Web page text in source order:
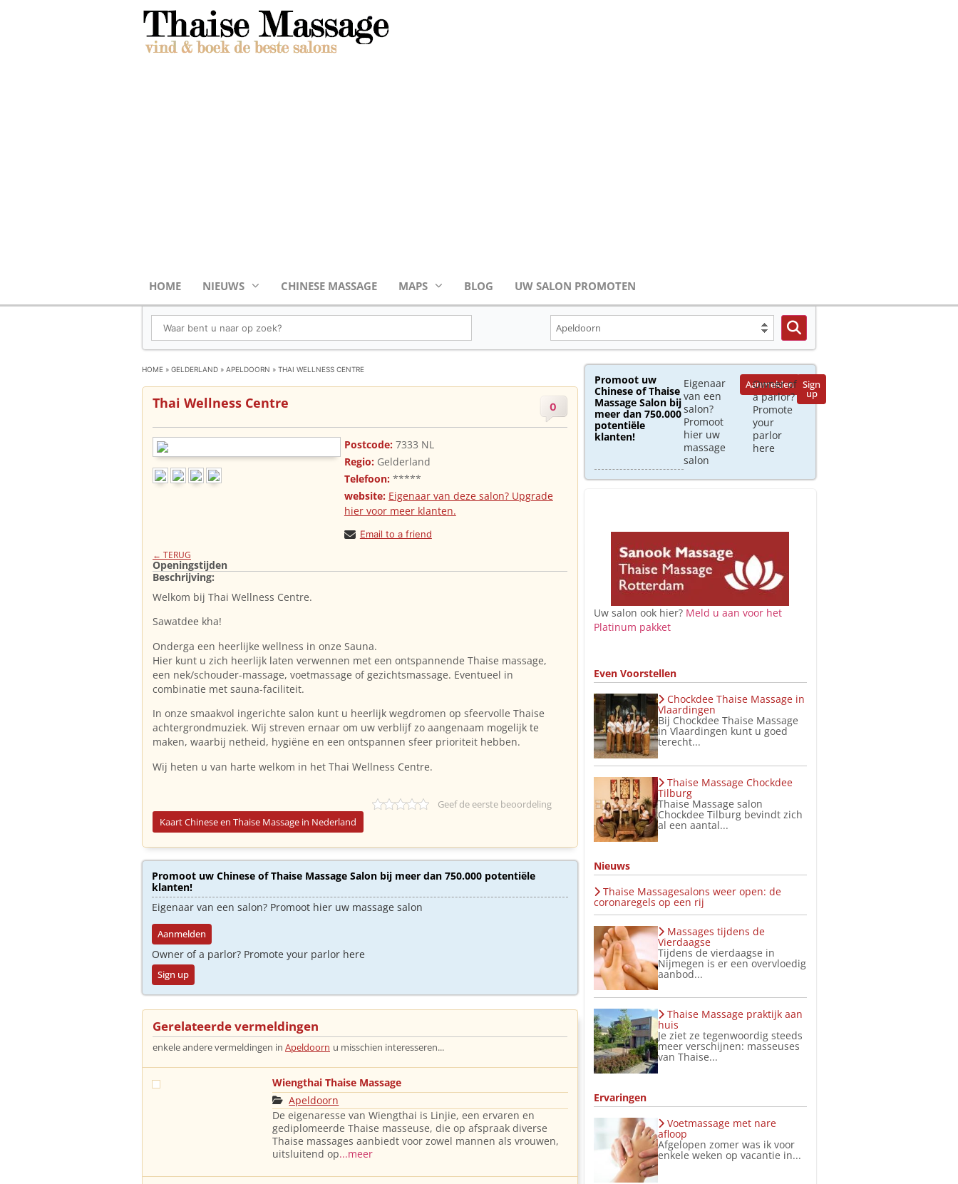
HOME NIEUWS CHINESE MASSAGE MAPS BLOG UW SALON PROMOTEN
HOME » GELDERLAND » APELDOORN » THAI WELLNESS CENTRE
Thai Wellness Centre 0
Postcode: 7333 NL
Regio: Gelderland
Telefoon:*****
website: Eigenaar van deze salon? Upgrade
hier voor meer klanten.
Email to a friend
← TERUG
Openingstijden
Beschrijving:
Welkom bij Thai Wellness Centre.
Sawatdee kha!
Onderga een heerlijke wellness in onze Sauna.
Hier kunt u zich heerlijk laten verwennen met een ontspannende Thaise massage,
een nek/schouder-massage, voetmassage of gezichtsmassage. Eventueel in
combinatie met sauna-faciliteit.
In onze smaakvol ingerichte salon kunt u heerlijk wegdromen op sfeervolle Thaise
achtergrondmuziek. Wij streven ernaar om uw verblijf zo aangenaam mogelijk te
maken, waarbij netheid, hygiëne en een ontspannen sfeer prioriteit hebben.
Wij heten u van harte welkom in het Thai Wellness Centre.
Geef de eerste beoordeling
Kaart Chinese en Thaise Massage in Nederland
Promoot uw Chinese of Thaise Massage Salon bij meer dan 750.000 potentiële
klanten!
Eigenaar van een salon? Promoot hier uw massage salon
Aanmelden
Owner of a parlor? Promote your parlor here
Sign up
Gerelateerde vermeldingen
enkele andere vermeldingen in Apeldoorn u misschien interesseren...
Wiengthai Thaise Massage
Apeldoorn
De eigenaresse van Wiengthai is Linjie, een ervaren en
gediplomeerde Thaise masseuse, die op afspraak diverse
Thaise massages aanbiedt voor zowel mannen als vrouwen,
uitsluitend op...meer
Promoot uw
Chinese of Thaise
Massage Salon bij
meer dan 750.000
potentiële
klanten!
Eigenaar
van een
salon?
Promoot
hier uw
massage
salon
Aanmelden
Owner of
a parlor?
Promote
your
parlor
here
Sign
up
Uw salon ook hier? Meld u aan voor het
Platinum pakket
Even Voorstellen
Chockdee Thaise Massage in
Vlaardingen
Bij Chockdee Thaise Massage
in Vlaardingen kunt u goed
terecht...
Thaise Massage Chockdee
Tilburg
Thaise Massage salon
Chockdee Tilburg bevindt zich
al een aantal...
Nieuws
Thaise Massagesalons weer open: de
coronaregels op een rij
Massages tijdens de
Vierdaagse
Tijdens de vierdaagse in
Nijmegen is er een overvloedig
aanbod...
Thaise Massage praktijk aan
huis
Je ziet ze tegenwoordig steeds
meer verschijnen: masseuses
van Thaise...
Ervaringen
Voetmassage met nare
afloop
Afgelopen zomer was ik voor
enkele weken op vacantie in...